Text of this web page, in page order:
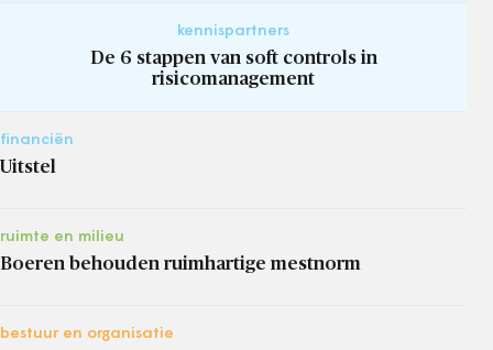
kennispartners
De 6 stappen van soft controls in
risicomanagement
financiën
Uitstel
ruimte en milieu
Boeren behouden ruimhartige mestnorm
bestuur en organisatie